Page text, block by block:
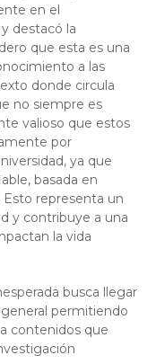
en el
destacó la
que esta es una
a las
donde circula
no siempre es
valioso que estos
por
ya que
basada en
representa un
y contribuye a una
la vida
busca llegar
permitiendo
contenidos que